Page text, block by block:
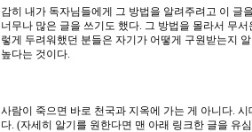
감히 내가 독자님들에게 그 방법을 알려주려고 이 글
너무나 많은 글을 쓰기도 했다. 그 방법을 몰라서 무
렇게 두려워했던 분들은 자기가 어떻게 구원받는지
높다는 것이다.
사람이 죽으면 바로 천국과 지옥에 가는 게 아니다.
다. (자세히 알기를 원한다면 맨 아래 링크한 글을 유